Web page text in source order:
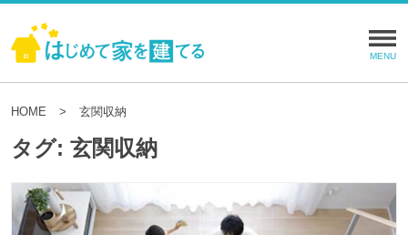
HOME 玄関収納
タグ: 玄関収納